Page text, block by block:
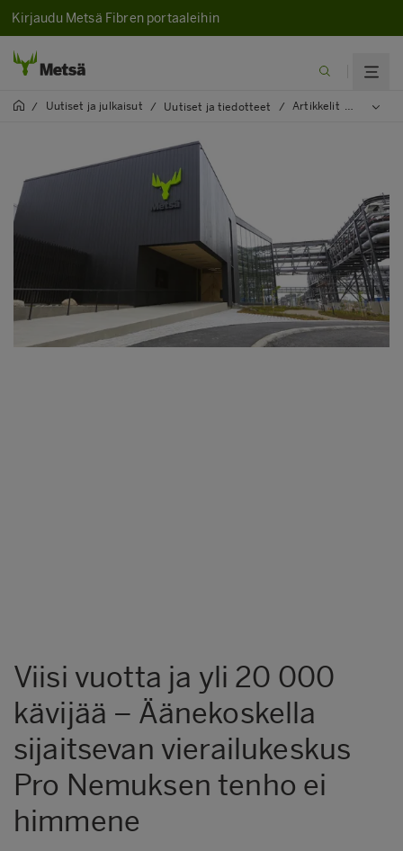
Kirjaudu Metsä Fibren portaaleihin
/ Uutiset ja julkaisut / Uutiset ja tiedotteet / Artikkelit / 2023
Viisi vuotta ja yli 20 000
kävijää – Äänekoskella
sijaitsevan vierailukeskus
Pro Nemuksen tenho ei
himmene